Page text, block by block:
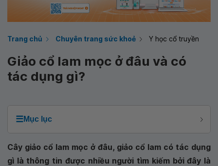
Trang chủ Chuyên trang sức khoẻ Y học cổ truyền
Giảo cổ lam mọc ở đâu và có
tác dụng gì?
☰Mục lục
Cây giảo cổ lam mọc ở đâu, giảo cổ lam có tác dụng
gì là thông tin được nhiều người tìm kiếm bởi đây là